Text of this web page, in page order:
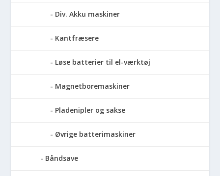
Div. Akku maskiner
Kantfræsere
Løse batterier til el-værktøj
Magnetboremaskiner
Pladenipler og sakse
Øvrige batterimaskiner
Båndsave